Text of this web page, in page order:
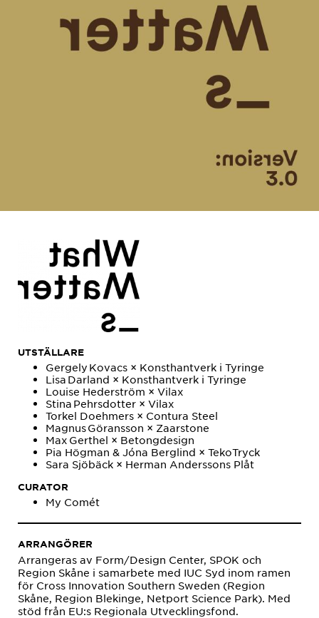
UTSTÄLLARE
Gergely Kovacs × Konsthantverk i Tyringe
Lisa Darland × Konsthantverk i Tyringe
Louise Hederström × Vilax
Stina Pehrsdotter × Vilax
Torkel Doehmers × Contura Steel
Magnus Göransson × Zaarstone
Max Gerthel × Betongdesign
Pia Högman & Jóna Berglind × TekoTryck
Sara Sjöbäck × Herman Anderssons Plåt
CURATOR
My Comét
ARRANGÖRER
Arrangeras av Form/Design Center, SPOK och
Region Skåne i samarbete med IUC Syd inom ramen
för Cross Innovation Southern Sweden (Region
Skåne, Region Blekinge, Netport Science Park). Med
stöd från EU:s Regionala Utvecklingsfond.